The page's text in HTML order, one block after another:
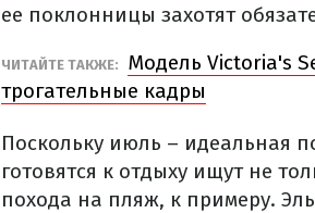
ее поклонницы захотят
ЧИТАЙТЕ ТАКЖЕ:
Модель Victoria's
трогательные кадры
Поскольку июль – идеальная
готовятся к отдыху ищут не
похода на пляж, к примеру.